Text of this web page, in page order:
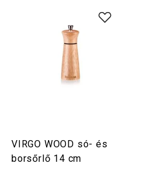
VIRGO WOOD só- és
borsőrlő 14 cm